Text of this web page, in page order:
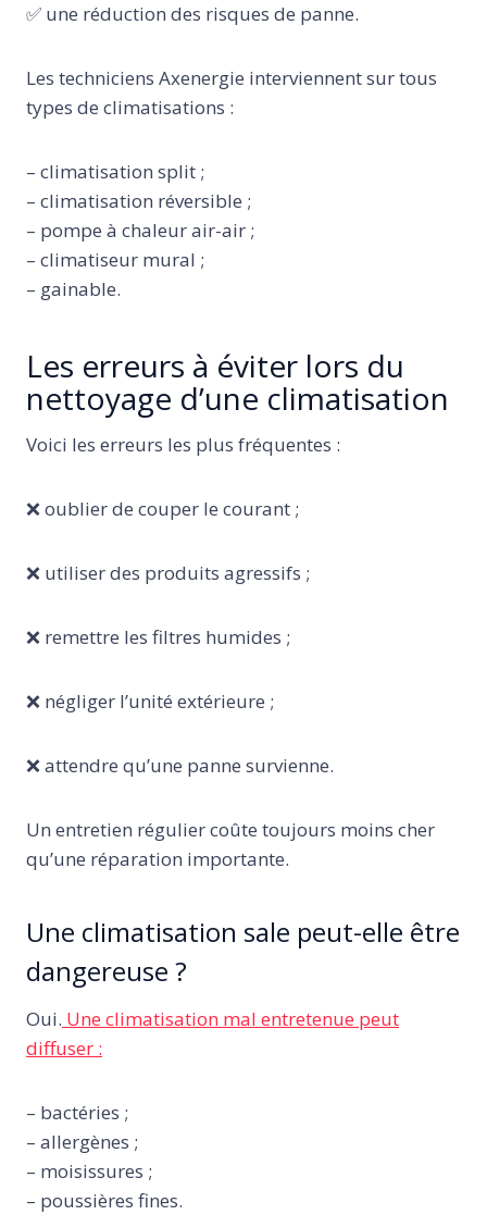
✅ une réduction des risques de panne.
Les techniciens Axenergie interviennent sur tous
types de climatisations :
– climatisation split ;
– climatisation réversible ;
– pompe à chaleur air-air ;
– climatiseur mural ;
– gainable.
Les erreurs à éviter lors du
nettoyage d’une climatisation
Voici les erreurs les plus fréquentes :
❌ oublier de couper le courant ;
❌ utiliser des produits agressifs ;
❌ remettre les filtres humides ;
❌ négliger l’unité extérieure ;
❌ attendre qu’une panne survienne.
Un entretien régulier coûte toujours moins cher
qu’une réparation importante.
Une climatisation sale peut-elle être
dangereuse ?
Oui. Une climatisation mal entretenue peut
diffuser :
– bactéries ;
– allergènes ;
– moisissures ;
– poussières fines.